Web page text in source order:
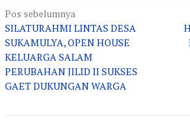
Navigasi
pos
Pos sebelumnya
SILATURAHMI LINTAS DESA
SUKAMULYA, OPEN HOUSE
KELUARGA SALAM
PERUBAHAN JILID II SUKSES
GAET DUKUNGAN WARGA